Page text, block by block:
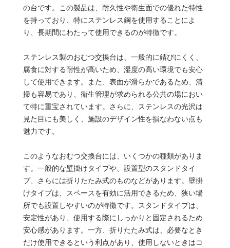
の台です。この製品は、耐久性や衛生面での優れた特性
を持っており、特にステンレス鋼を使用することによ
り、長期間にわたって使用できるのが特徴です。
ステンレス製のおむつ交換台は、一般的に錆びにくく、
腐食に対する耐性が高いため、湿度の高い環境でも安心
して使用できます。また、表面が滑らかであるため、清
掃も容易であり、衛生管理が求められる公共の場におい
て特に重宝されています。さらに、ステンレスの光沢は
見た目にも美しく、施設のデザイン性を損なわない点も
魅力です。
このようなおむつ交換台には、いくつかの種類がありま
す。一般的な壁掛けタイプや、設置型のスタンドタイ
プ、さらには折りたたみ式のものなどがあります。壁掛
けタイプは、スペースを有効に活用できるため、狭い場
所でも設置しやすいのが特徴です。スタンドタイプは、
安定性があり、使用する際にしっかりと固定されるため
安心感があります。一方、折りたたみ式は、必要なとき
だけ使用できるという利点があり、使用しないときはコ